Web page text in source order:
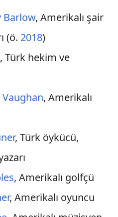
Barlow, Amerikalı şair
(ö. 2018)
, Türk hekim ve
Vaughan, Amerikalı
, Türk öykücü,
, Amerikalı golfçü
, Amerikalı oyuncu